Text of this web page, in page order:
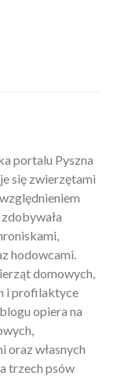
portalu Pyszna
się zwierzętami
hodowcami.
domowych,
i profilaktyce
opiera na
oraz własnych
trzech psów